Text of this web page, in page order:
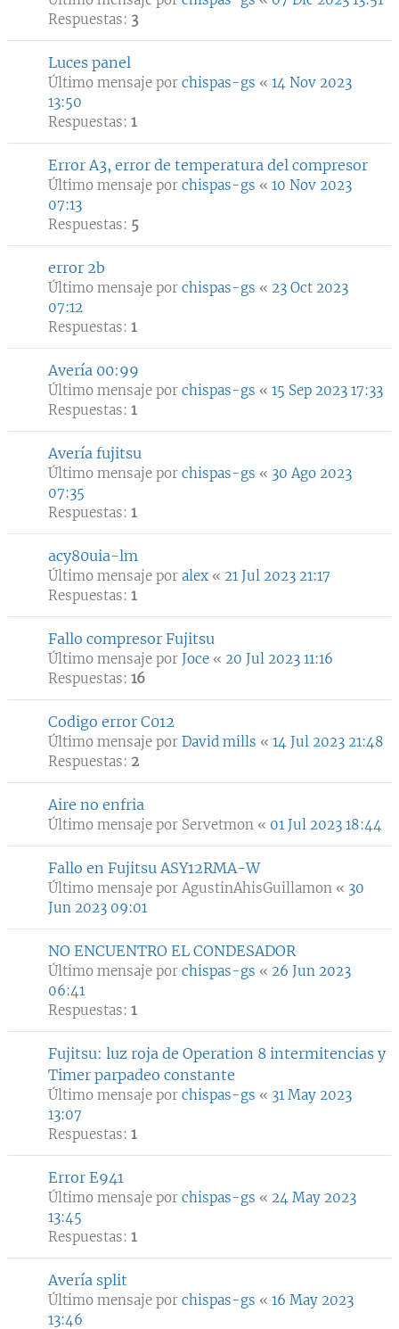
Respuestas: 3
Luces panel
Último mensaje por chispas-gs « 14 Nov 2023
13:50
Respuestas: 1
Error A3, error de temperatura del compresor
Último mensaje por chispas-gs « 10 Nov 2023
07:13
Respuestas: 5
error 2b
Último mensaje por chispas-gs « 23 Oct 2023
07:12
Respuestas: 1
Avería 00:99
Último mensaje por chispas-gs « 15 Sep 2023 17:33
Respuestas: 1
Avería fujitsu
Último mensaje por chispas-gs « 30 Ago 2023
07:35
Respuestas: 1
acy80uia-lm
Último mensaje por alex « 21 Jul 2023 21:17
Respuestas: 1
Fallo compresor Fujitsu
Último mensaje por Joce « 20 Jul 2023 11:16
Respuestas: 16
Codigo error C012
Último mensaje por David mills « 14 Jul 2023 21:48
Respuestas: 2
Aire no enfria
Último mensaje por Servetmon « 01 Jul 2023 18:44
Fallo en Fujitsu ASY12RMA-W
Último mensaje por AgustinAhisGuillamon « 30
Jun 2023 09:01
NO ENCUENTRO EL CONDESADOR
Último mensaje por chispas-gs « 26 Jun 2023
06:41
Respuestas: 1
Fujitsu: luz roja de Operation 8 intermitencias y
Timer parpadeo constante
Último mensaje por chispas-gs « 31 May 2023
13:07
Respuestas: 1
Error E941
Último mensaje por chispas-gs « 24 May 2023
13:45
Respuestas: 1
Avería split
Último mensaje por chispas-gs « 16 May 2023
13:46